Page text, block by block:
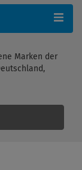
Marken der